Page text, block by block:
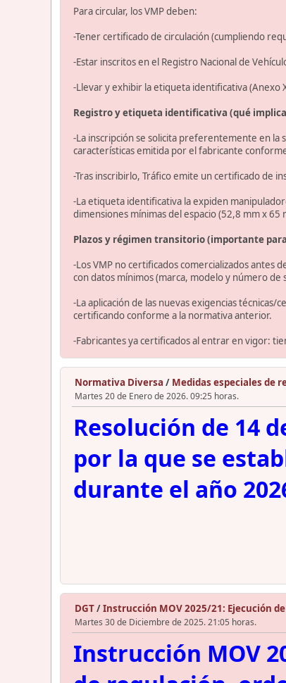
Para circular, los VMP deben:
-Tener certificado de circulación (cumpliendo
-Estar inscritos en el Registro Nacional de
-Llevar y exhibir la etiqueta identificativa (Anexo
Registro y etiqueta identificativa (qué
-La inscripción se solicita preferentemente en la
características emitida por el fabricante
-Tras inscribirlo, Tráfico emite un certificado de
-La etiqueta identificativa la expiden
dimensiones mínimas del espacio (52,8 mm x 65
Plazos y régimen transitorio (importante
-Los VMP no certificados comercializados
con datos mínimos (marca, modelo y número de
-La aplicación de las nuevas exigencias
certificando conforme a la normativa anterior.
-Fabricantes ya certificados al entrar en vigor:
Normativa Diversa / Medidas especiales de
Martes 20 de Enero de 2026. 09:25 horas.
Resolución de 14
por la que se
durante el año
DGT/Instrucción MOV 2025/21: Ejecución de
Martes 30 de Diciembre de 2025. 21:05 horas.
Instrucción MOV